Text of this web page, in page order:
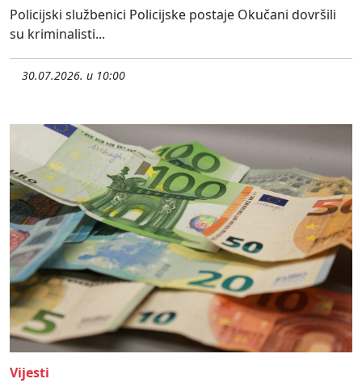
Policijski službenici Policijske postaje Okučani dovršili
su kriminalisti...
30.07.2026. u 10:00
Vijesti